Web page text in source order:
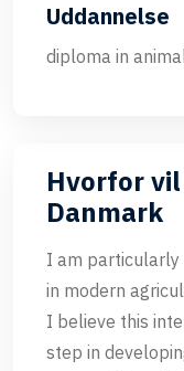
Uddannelse
diploma in
Hvorfor
Danmark
I am particularly
in modern
I believe this
step in